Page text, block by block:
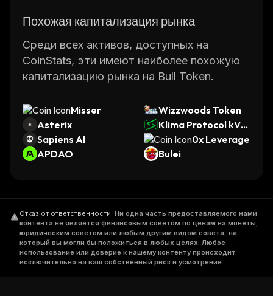
Похожая капитализация рынка
Среди всех активов, доступных на
CoinStats, эти имеют наиболее похожую
капитализацию рынка на Bull Token.
Misser
Wizzwoods Token
Asterix
Klima Protocol kVC
M
Sapiens AI
0x Leverage
APDAO
Bulei
Отказ от ответственности. Ни одна часть предоставляемого нами
контента не является финансовым советом по ценам на монеты,
юридическим советом или любым другим видом совета, на
который вы могли бы положиться в любых целях. Любое
использование или доверие к нашему контенту происходит
исключительно на ваш собственный риск и усмотрение.